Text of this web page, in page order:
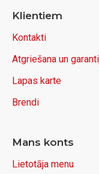
Klientiem
Kontakti
Atgriešana un
Lapas karte
Brendi
Mans konts
Lietotāja menu